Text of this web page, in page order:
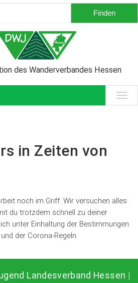
des Wanderverbandes Hessen
in Zeiten von
noch im Griff. Wir versuchen alles
du trotzdem schnell zu deiner
unter Einhaltung der Bestimmungen
der Corona-Regeln.
Landesverband Hessen